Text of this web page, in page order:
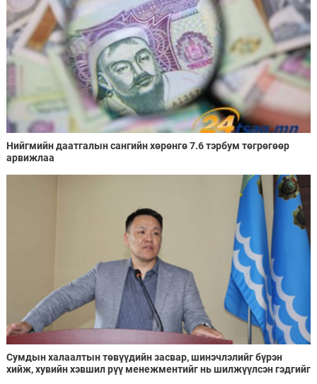
Нийгмийн даатгалын сангийн хөрөнгө 7.6 тэрбум төгрөгөөр
арвижлаа
Сумдын халаалтын төвүүдийн засвар, шинэчлэлийг бүрэн
хийж, хувийн хэвшил рүү менежментийг нь шилжүүлсэн гэдгийг